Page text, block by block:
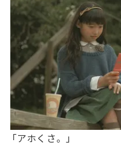
「アホくさ。」